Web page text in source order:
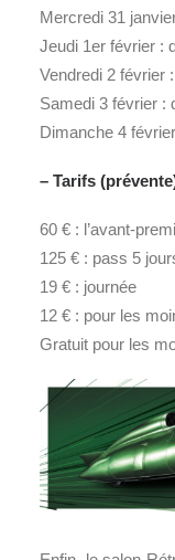
Mercredi 31
Jeudi 1er février :
Vendredi 2 février
Samedi 3 février :
Dimanche 4
– Tarifs
60 € : l’avant-
125 € : pass 5
19 € : journée
12 € : pour les
Gratuit pour les